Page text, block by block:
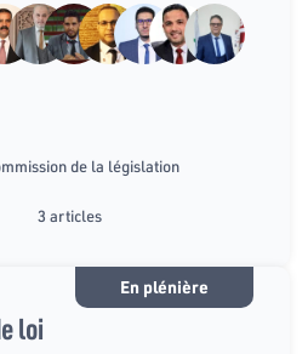
de la législation
3 articles
En plénière
loi